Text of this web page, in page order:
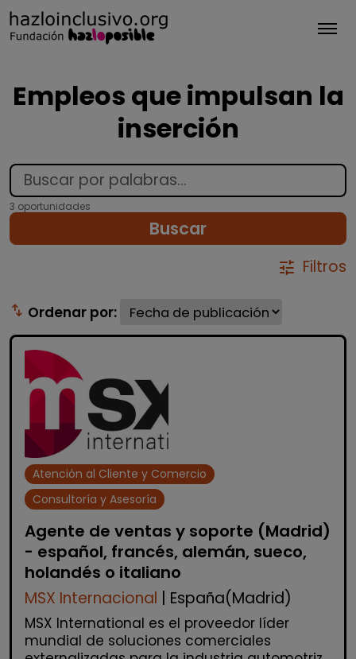
Empleos que impulsan la
inserción
3 oportunidades
Buscar
tune Filtros
swap_vert Ordenar por:
Atención al Cliente y Comercio
Consultoría y Asesoría
Agente de ventas y soporte (Madrid)
- español, francés, alemán, sueco,
holandés o italiano
MSX Internacional | España(Madrid)
MSX International es el proveedor líder
mundial de soluciones comerciales